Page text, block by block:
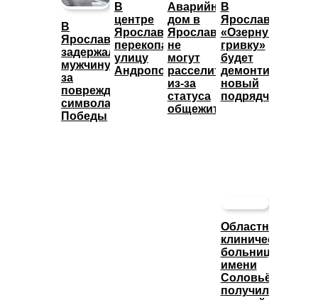
В
Ярославле
задержали
мужчину
за
повреждение
символа
Победы
В
центре
Ярославля
перекопали
улицу
Андропова
Аварийный
дом в
Ярославле
не
могут
расселить
из-за
статуса
общежития
В
Ярославле
«Озерную
гривку»
будет
демонтировать
новый
подрядчик
Областная
клиническая
больница
имени
Соловьёва
получила